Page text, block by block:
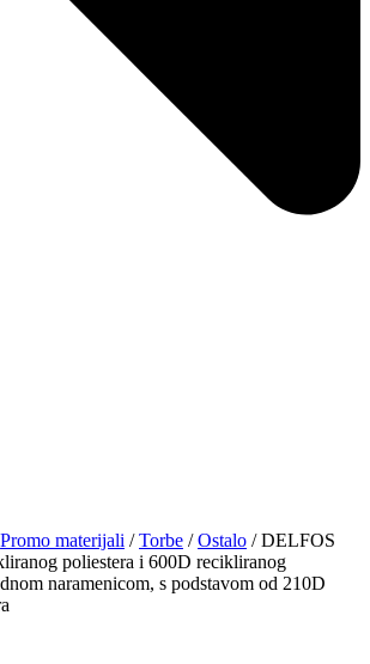
Promo materijali /Torbe /Ostalo / DELFOS
poliestera i 600D recikliranog
naramenicom, s podstavom od 210D